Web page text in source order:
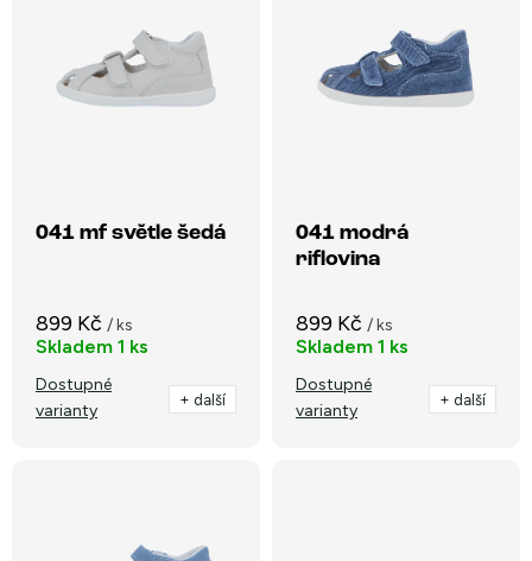
Nejprodávanější
041 mf světle šedá
899 Kč / ks
Skladem 1 ks
Dostupné
varianty
+ další
041 modrá
riflovina
899 Kč / ks
Skladem 1 ks
Dostupné
varianty
+ další